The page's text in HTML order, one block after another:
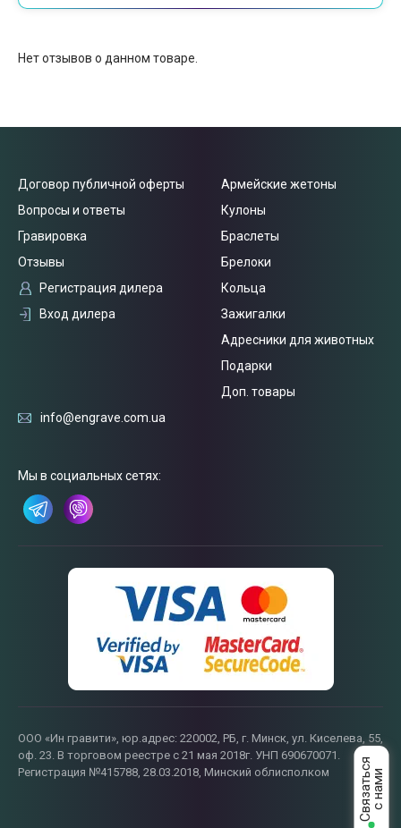
Нет отзывов о данном товаре.
Договор публичной оферты
Вопросы и ответы
Гравировка
Отзывы
Регистрация дилера
Вход дилера
Армейские жетоны
Кулоны
Браслеты
Брелоки
Кольца
Зажигалки
Адресники для животных
Подарки
Доп. товары
info@engrave.com.ua
Мы в социальных сетях:
ООО «Ин гравити», юр.адрес: 220002, РБ, г. Минск, ул. Киселева, 55,
оф. 23. В торговом реестре с 21 мая 2018г. УНП 690670071.
Регистрация №415788, 28.03.2018, Минский облисполком